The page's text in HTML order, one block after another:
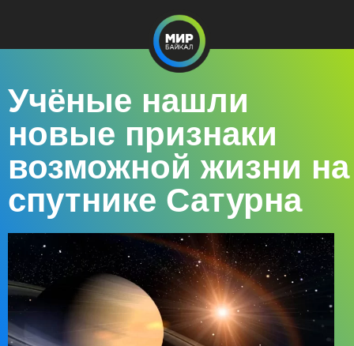
Учёные нашли
новые признаки
возможной жизни на
спутнике Сатурна